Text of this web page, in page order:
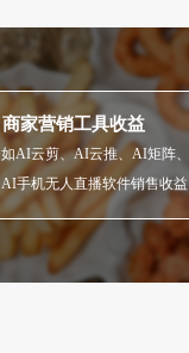
商家营销工具收益
如AI云剪、AI云推、AI矩阵、
AI手机无人直播软件销售收益